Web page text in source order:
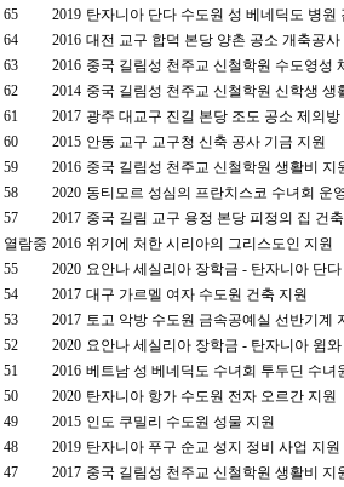
65
2019 탄자니아 단다 수도원 성 베네딕도 병원
64
2016 대전 교구 합덕 본당 양촌 공소 개축공사
63
2016 중국 길림성 천주교 신철학원 수도영성
62
2014 중국 길림성 천주교 신철학원 신학생 생
61
2017 광주 대교구 진길 본당 조도 공소 제의방
60
2015 안동 교구 교구청 신축 공사 기금 지원
59
2016 중국 길림성 천주교 신철학원 생활비 지
58
2020 동티모르 성심의 프란치스코 수녀회 운
57
2017 중국 길림 교구 용정 본당 피정의 집 건
열람중 2016 위기에 처한 시리아의 그리스도인 지원
55
2020 요안나 세실리아 장학금 - 탄자니아 단다
54
2017 대구 가르멜 여자 수도원 건축 지원
53
2017 토고 악방 수도원 금속공예실 선반기계
52
2020 요안나 세실리아 장학금 - 탄자니아 윔와
51
2016 베트남 성 베네딕도 수녀회 투두딘 수녀
50
2020 탄자니아 항가 수도원 전자 오르간 지원
49
2015 인도 쿠밀리 수도원 성물 지원
48
2019 탄자니아 푸구 순교 성지 정비 사업 지원
47
2017 중국 길림성 천주교 신철학원 생활비 지